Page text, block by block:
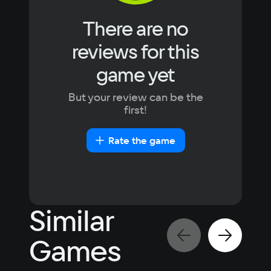
Recommended
OS
Processor
Intel Core i5-8400 / AMD Ryzen 5 2600
Video card
There are no
reviews for this
game yet
But your review can be the
first!
Rate the game
Similar
Games